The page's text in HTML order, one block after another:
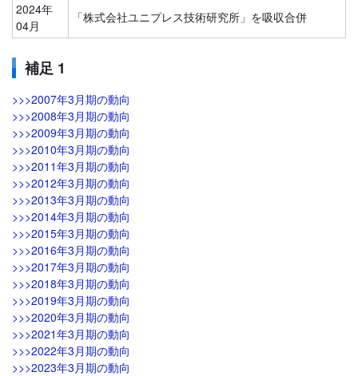
2024年
04月
「株式会社ユニプレス技術研究所」を吸収合併
補足 1
>>>2007年3月期の動向
>>>2008年3月期の動向
>>>2009年3月期の動向
>>>2010年3月期の動向
>>>2011年3月期の動向
>>>2012年3月期の動向
>>>2013年3月期の動向
>>>2014年3月期の動向
>>>2015年3月期の動向
>>>2016年3月期の動向
>>>2017年3月期の動向
>>>2018年3月期の動向
>>>2019年3月期の動向
>>>2020年3月期の動向
>>>2021年3月期の動向
>>>2022年3月期の動向
>>>2023年3月期の動向